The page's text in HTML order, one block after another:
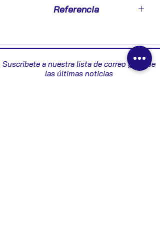
Referencia
Suscribete a nuestra lista de correo y recibe
las últimas noticias